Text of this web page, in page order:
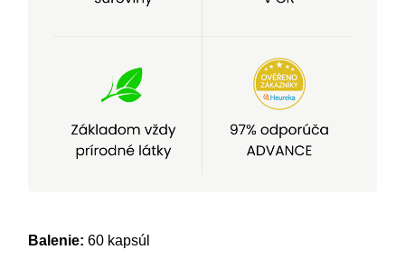
Balenie: 60 kapsúl